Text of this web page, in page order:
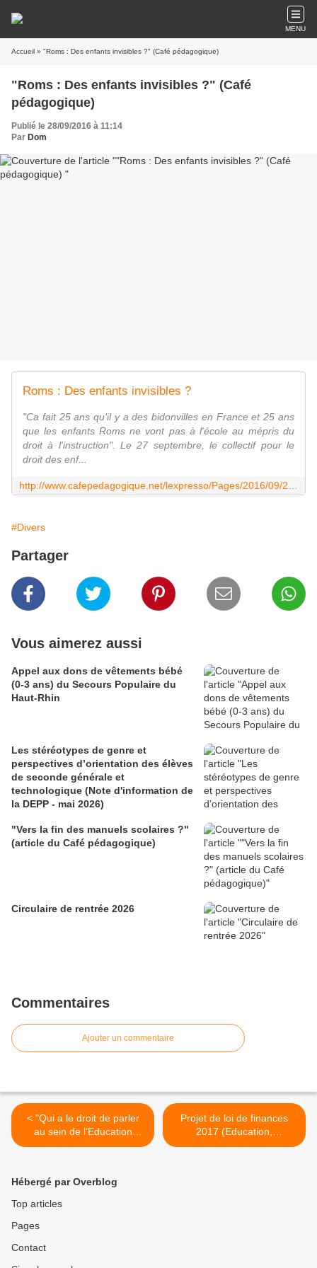
MENU
Accueil » "Roms : Des enfants invisibles ?" (Café pédagogique)
"Roms : Des enfants invisibles ?" (Café
pédagogique)
Publié le 28/09/2016 à 11:14
Par Dom
Roms : Des enfants invisibles ?
"Ca fait 25 ans qu'il y a des bidonvilles en France et 25 ans
que les enfants Roms ne vont pas à l'école au mépris du
droit à l'instruction". Le 27 septembre, le collectif pour le
droit des enf...
#Divers
Partager
Vous aimerez aussi
Appel aux dons de vêtements bébé
(0-3 ans) du Secours Populaire du
Haut-Rhin
Les stéréotypes de genre et
perspectives d’orientation des élèves
de seconde générale et
technologique (Note d'information de
la DEPP - mai 2026)
"Vers la fin des manuels scolaires ?"
(article du Café pédagogique)
Circulaire de rentrée 2026
Commentaires
Ajouter un commentaire
< "Qui a le droit de parler
au sein de l’Education
nationale ?" (liberation.fr)
Projet de loi de finances
2017 (Education,
Enseignement supérieur et
Hébergé par Overblog
Top articles
Pages
Contact